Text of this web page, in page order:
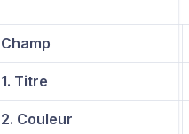
Champ
1. Titre
2. Couleur